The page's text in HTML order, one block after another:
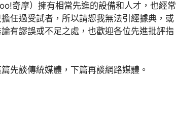
奇摩）擁有相當先進的設備和人才，也經常
任過受試者，所以請恕我無法引經據典，或
有謬誤或不足之處，也歡迎各位先進批評指
先談傳統媒體，下篇再談網路媒體。